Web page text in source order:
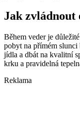
Jak zvládnout
Během veder je
pobyt na přímém
jídla a dbát na kvalitní
krku a pravidelná
Reklama